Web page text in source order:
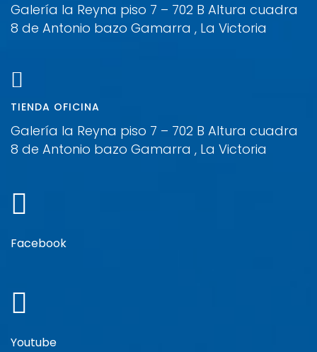
Galería la Reyna piso 7 – 702 B Altura cuadra
8 de Antonio bazo Gamarra , La Victoria
TIENDA OFICINA
Galería la Reyna piso 7 – 702 B Altura cuadra
8 de Antonio bazo Gamarra , La Victoria
Facebook
Youtube